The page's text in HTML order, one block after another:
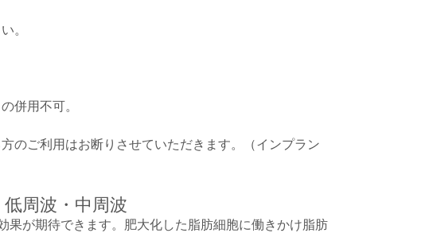
。
併用不可。
のご利用はお断りさせていただきます。（インプラン
周波・中周波
果が期待できます。肥大化した脂肪細胞に働きかけ脂肪